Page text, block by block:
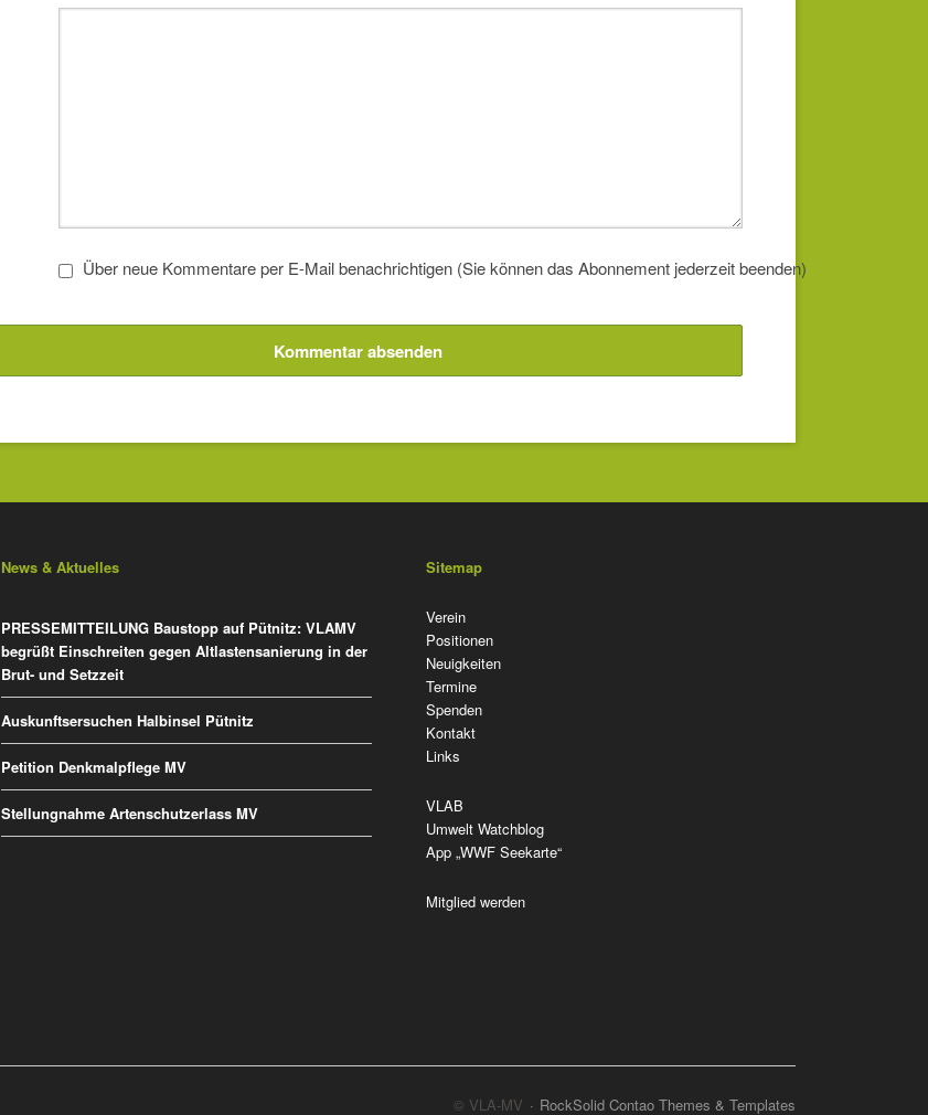
Über neue Kommentare per E-Mail benachrichtigen (Sie können das Abonnement jederzeit beenden)
Kommentar absenden
News & Aktuelles
PRESSEMITTEILUNG Baustopp auf Pütnitz: VLAMV
begrüßt Einschreiten gegen Altlastensanierung in der
Brut- und Setzzeit
Auskunftsersuchen Halbinsel Pütnitz
Petition Denkmalpflege MV
Stellungnahme Artenschutzerlass MV
Sitemap
Navigation
überspringen
Verein
Positionen
Neuigkeiten
Termine
Spenden
Kontakt
Links
VLAB
Umwelt Watchblog
App „WWF Seekarte“
Mitglied werden
© VLA-MV RockSolid Contao Themes & Templates